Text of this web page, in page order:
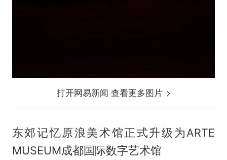
打开网易新闻 查看更多图片
东郊记忆原浪美术馆正式升级为ARTE
MUSEUM成都国际数字艺术馆